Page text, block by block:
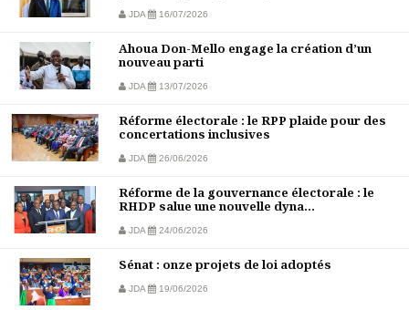
JDA 16/07/2026
Ahoua Don-Mello engage la création d’un
nouveau parti
JDA 13/07/2026
Réforme électorale : le RPP plaide pour des
concertations inclusives
JDA 26/06/2026
Réforme de la gouvernance électorale : le
RHDP salue une nouvelle dyna...
JDA 24/06/2026
Sénat : onze projets de loi adoptés
JDA 19/06/2026